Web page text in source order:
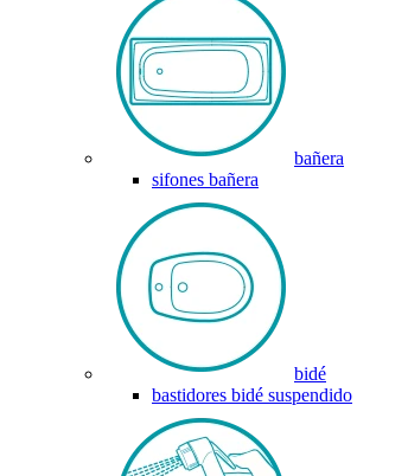
bañera
sifones bañera
bidé
bastidores bidé suspendido